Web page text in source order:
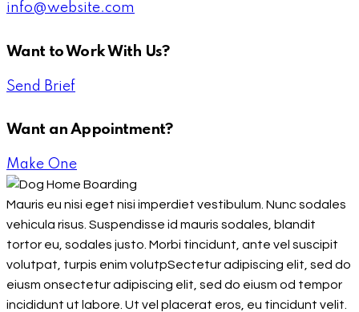
info@website.com
Want to Work With Us?
Send Brief
Want an Appointment?
Make One
Mauris eu nisi eget nisi imperdiet vestibulum. Nunc sodales
vehicula risus. Suspendisse id mauris sodales, blandit
tortor eu, sodales justo. Morbi tincidunt, ante vel suscipit
volutpat, turpis enim volutpSectetur adipiscing elit, sed do
eiusm onsectetur adipiscing elit, sed do eiusm od tempor
incididunt ut labore. Ut vel placerat eros, eu tincidunt velit.